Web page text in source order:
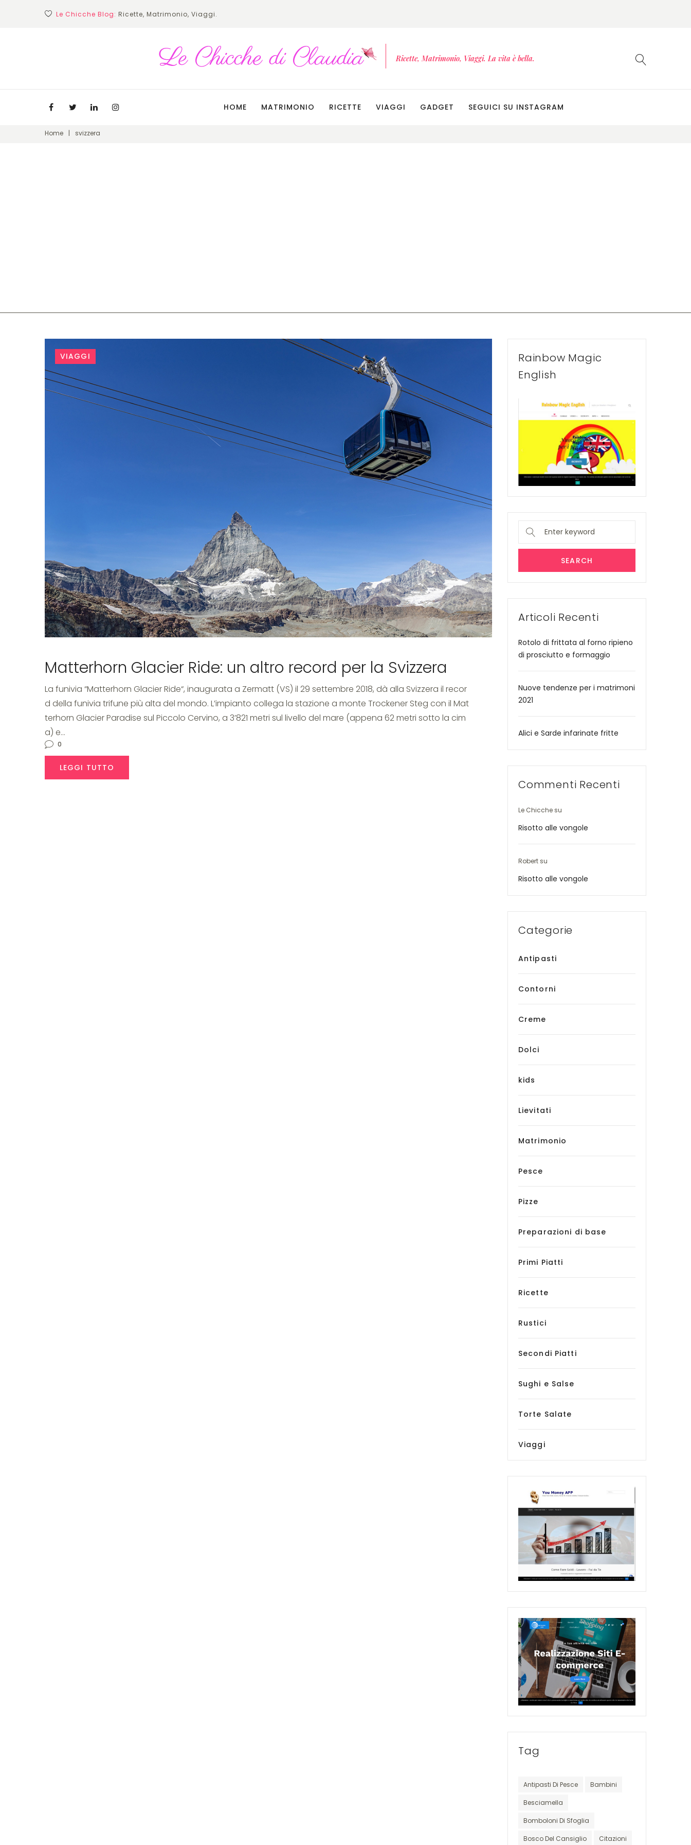
Le Chicche Blog: Ricette, Matrimonio, Viaggi.
Ricette, Matrimonio, Viaggi. La vita è bella.
HOME MATRIMONIO RICETTE VIAGGI GADGET SEGUICI SU INSTAGRAM
Home | svizzera
Tag:
svizzera
VIAGGI
Matterhorn Glacier Ride: un altro record per la Svizzera
La funivia “Matterhorn Glacier Ride“, inaugurata a Zermatt (VS) il 29 settembre 2018, dà alla Svizzera il recor
d della funivia trifune più alta del mondo. L’impianto collega la stazione a monte Trockener Steg con il Mat
terhorn Glacier Paradise sul Piccolo Cervino, a 3’821 metri sul livello del mare (appena 62 metri sotto la cim
a) e…
0
LEGGI TUTTO
Rainbow Magic
English
Search
SEARCH
Articoli Recenti
Rotolo di frittata al forno ripieno
di prosciutto e formaggio
Nuove tendenze per i matrimoni
2021
Alici e Sarde infarinate fritte
Commenti Recenti
Le Chicche su
Risotto alle vongole
Robert su
Risotto alle vongole
Categorie
Antipasti
Contorni
Creme
Dolci
kids
Lievitati
Matrimonio
Pesce
Pizze
Preparazioni di base
Primi Piatti
Ricette
Rustici
Secondi Piatti
Sughi e Salse
Torte Salate
Viaggi
Tag
Antipasti Di Pesce Bambini
Besciamella
Bomboloni Di Sfoglia
Bosco Del Cansiglio Citazioni